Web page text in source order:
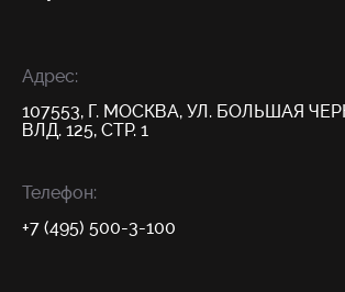
Адрес:
107553, Г. МОСКВА, УЛ. БОЛЬШАЯ
ВЛД. 125, СТР. 1
Телефон:
+7 (495) 500-3-100